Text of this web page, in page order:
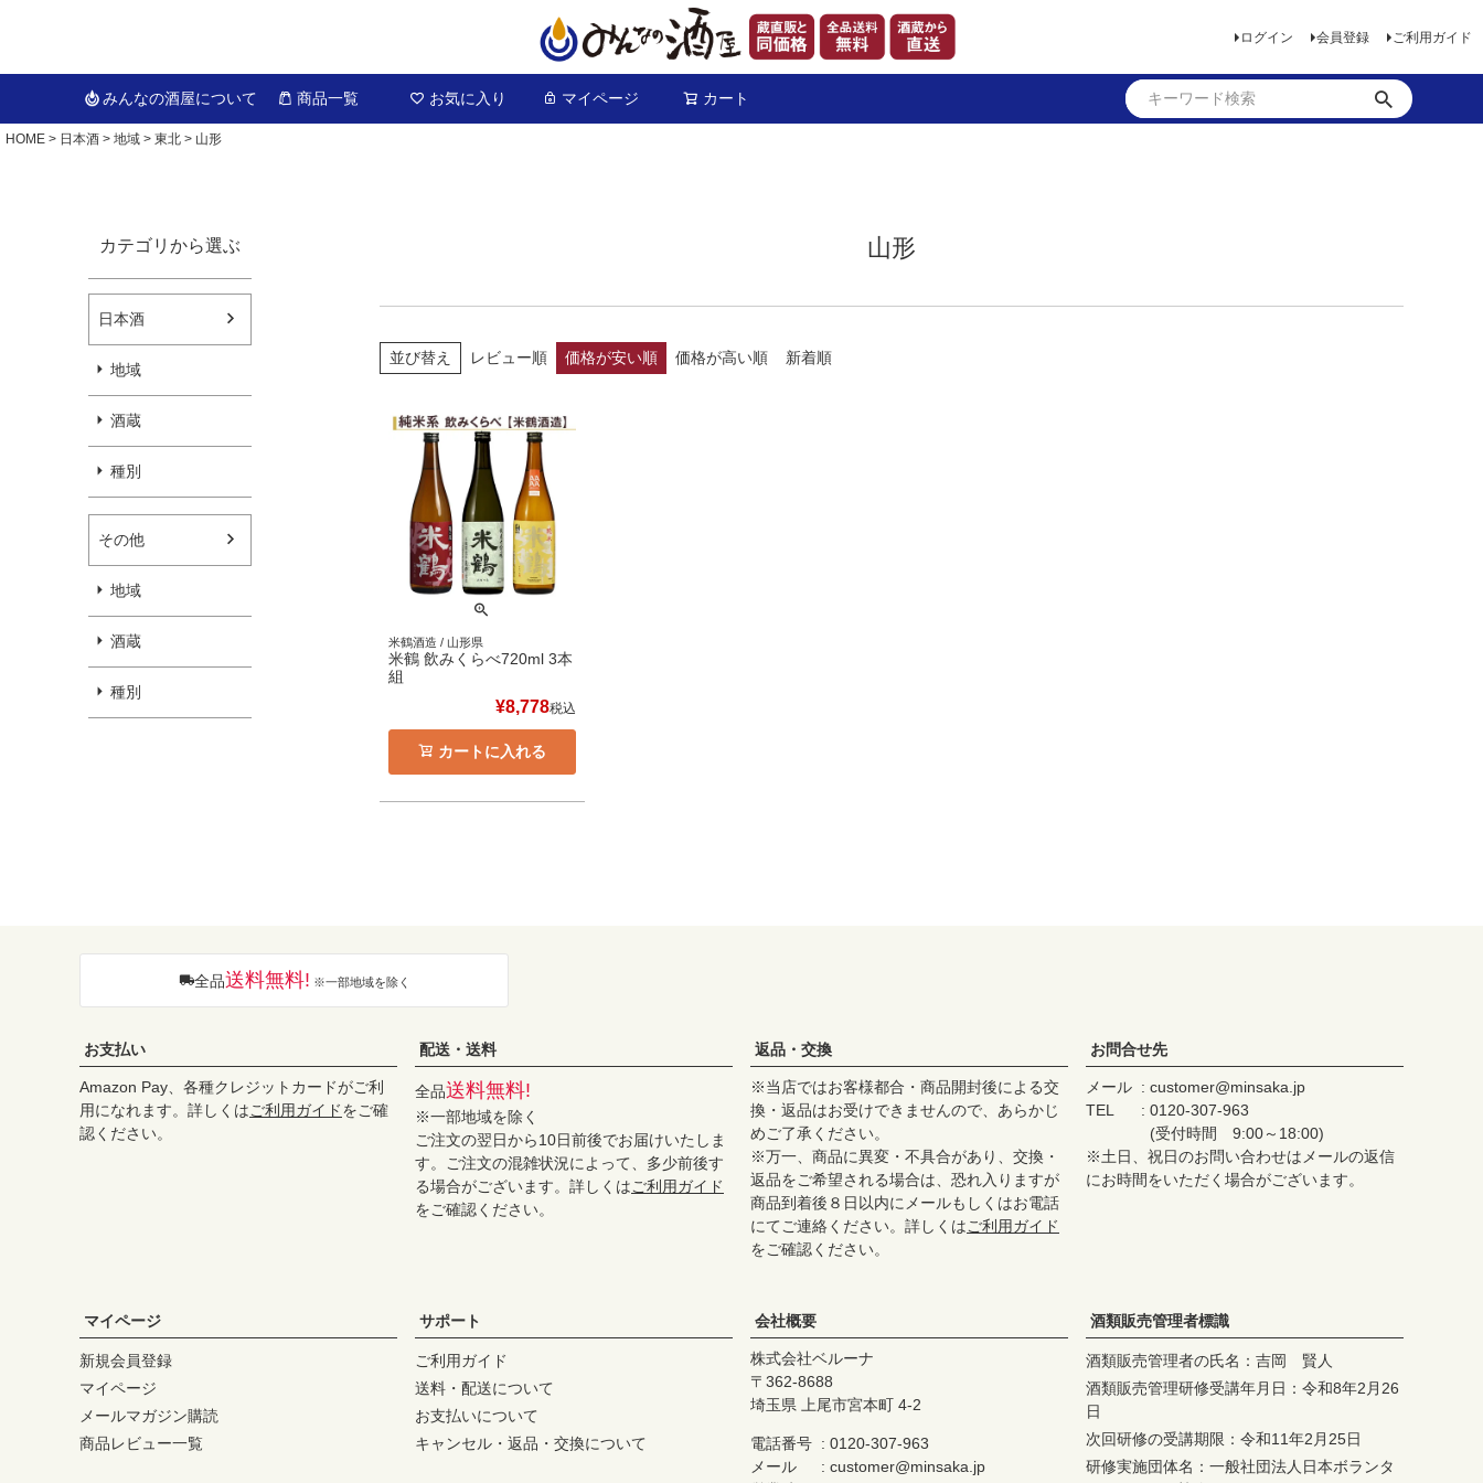
ログイン 会員登録 ご利用ガイド
みんなの酒屋について 商品一覧 お気に入り マイページ カート
HOME 日本酒 地域 東北 山形
カテゴリから選ぶ
日本酒
地域
酒蔵
種別
その他
地域
酒蔵
種別
山形
並び替え レビュー順 価格が安い順 価格が高い順 新着順
米鶴酒造 / 山形県
米鶴 飲みくらべ720ml 3本
組
¥8,778税込
カートに入れる
全品送料無料! ※一部地域を除く
お支払い
Amazon Pay、各種クレジットカードがご利
用になれます。詳しくはご利用ガイドをご確
認ください。
配送・送料
全品送料無料!
※一部地域を除く
ご注文の翌日から10日前後でお届けいたしま
す。ご注文の混雑状況によって、多少前後す
る場合がございます。詳しくはご利用ガイド
をご確認ください。
返品・交換
※当店ではお客様都合・商品開封後による交
換・返品はお受けできませんので、あらかじ
めご了承ください。
※万一、商品に異変・不具合があり、交換・
返品をご希望される場合は、恐れ入りますが
商品到着後８日以内にメールもしくはお電話
にてご連絡ください。詳しくはご利用ガイド
をご確認ください。
お問合せ先
メール
customer@minsaka.jp
TEL
0120-307-963
(受付時間 9:00～18:00)
※土日、祝日のお問い合わせはメールの返信
にお時間をいただく場合がございます。
マイページ
新規会員登録
マイページ
メールマガジン購読
商品レビュー一覧
サポート
ご利用ガイド
送料・配送について
お支払いについて
キャンセル・返品・交換について
会社概要
株式会社ベルーナ
362-8688
埼玉県 上尾市宮本町 4-2
電話番号
0120-307-963
メール
customer@minsaka.jp
酒類販売管理者標識
酒類販売管理者の氏名：吉岡 賢人
酒類販売管理研修受講年月日：令和8年2月26
日
次回研修の受講期限：令和11年2月25日
研修実施団体名：一般社団法人日本ボランタ